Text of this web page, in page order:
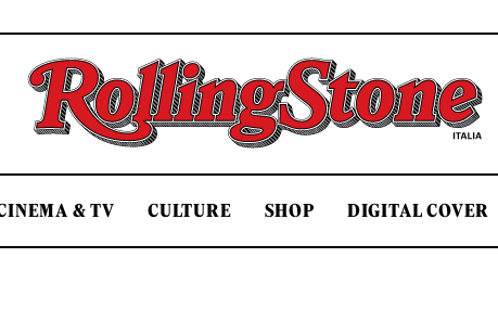
Rolling Stone Italia
& TV CULTURE SHOP DIGITAL COVER